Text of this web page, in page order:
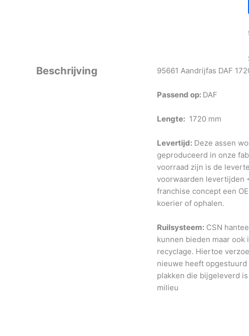
Beschrijving 95661 Aandrijfas DAF
Passend op: DAF
Lengte: 1720 mm
Levertijd: Deze assen
geproduceerd in onze
voorraad zijn is de
voorwaarden levertijden
franchise concept een
koerier of ophalen.
Ruilsysteem: CSN
kunnen bieden maar
recyclage. Hiertoe
nieuwe heeft
plakken die bijgeleverd
milieu